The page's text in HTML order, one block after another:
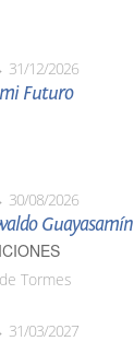
31/12/2026
Futuro
30/08/2026
Guayasamín
Tormes
31/03/2027